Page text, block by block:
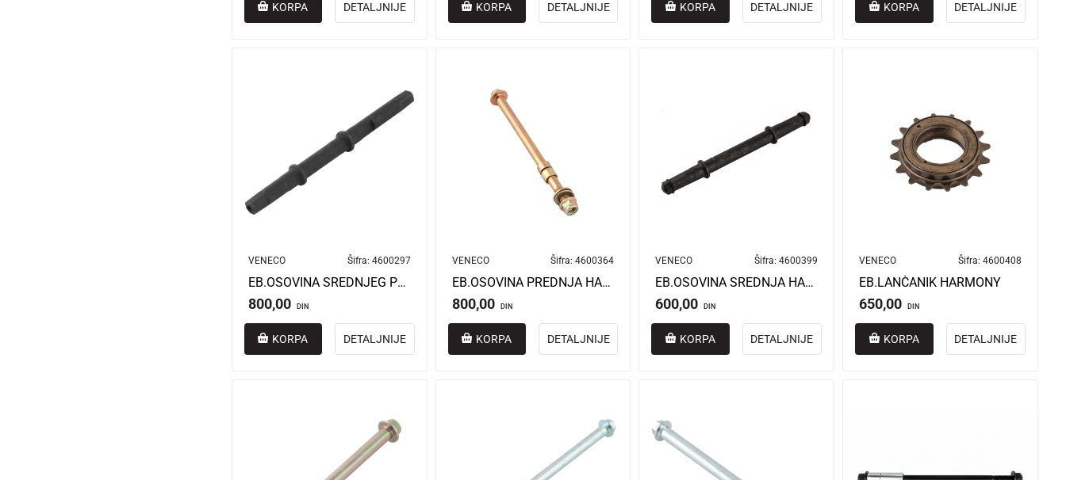
KORPA DETALJNIJE KORPA DETALJNIJE KORPA DETALJNIJE KORPA DETALJNIJE
VENECO Šifra: 4600297
EB.OSOVINA SREDNJEG POGONA FUSION/FUSION PRO
800,00 DIN
KORPA DETALJNIJE
VENECO Šifra:4600364
EB.OSOVINA PREDNJA HARMONY
800,00 DIN
KORPA DETALJNIJE
VENECO Šifra:4600399
EB.OSOVINA SREDNJA HARMONY
600,00 DIN
KORPA DETALJNIJE
VENECO Šifra: 4600408
EB.LANČANIK HARMONY
650,00 DIN
KORPA DETALJNIJE